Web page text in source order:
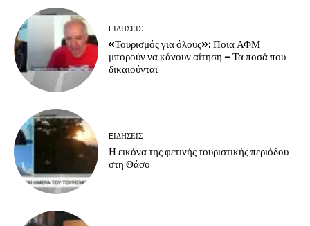
EΙΔΗΣΕΙΣ
«Τουρισμός για όλους»: Ποια ΑΦΜ
μπορούν να κάνουν αίτηση – Τα ποσά που
δικαιούνται
EΙΔΗΣΕΙΣ
Η εικόνα της φετινής τουριστικής περιόδου
στη Θάσο